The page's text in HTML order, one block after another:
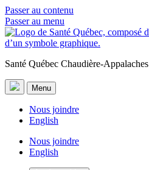
Passer au contenu
Passer au menu
Santé Québec Chaudière-Appalaches
Menu
Nous joindre
English
Nous joindre
English